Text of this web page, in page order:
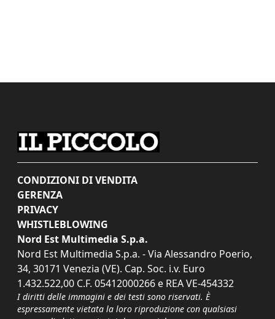
CONDIZIONI DI VENDITA
GERENZA
PRIVACY
WHISTLEBLOWING
Nord Est Multimedia S.p.a.
Nord Est Multimedia S.p.a. - Via Alessandro Poerio,
34, 30171 Venezia (VE). Cap. Soc. i.v. Euro
1.432.522,00 C.F. 05412000266 e REA VE-454332
I diritti delle immagini e dei testi sono riservati. È
espressamente vietata la loro riproduzione con qualsiasi